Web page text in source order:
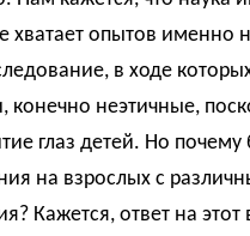
хватает опытов именно
в ходе
конечно неэтичные,
глаз детей. Но
на взрослых с
Кажется, ответ на этот